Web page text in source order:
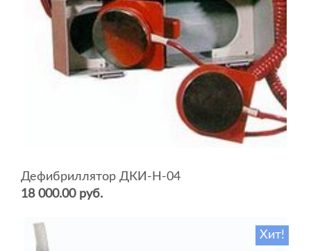
Дефибриллятор ДКИ-Н-04
18 000.00 руб.
Хит!